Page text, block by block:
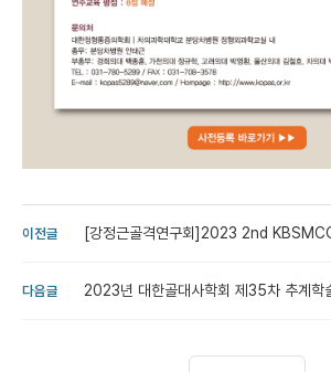
이전글 [강정근골격연구회]2023 2nd
다음글 2023년 대한골대사학회 제35차 추계학